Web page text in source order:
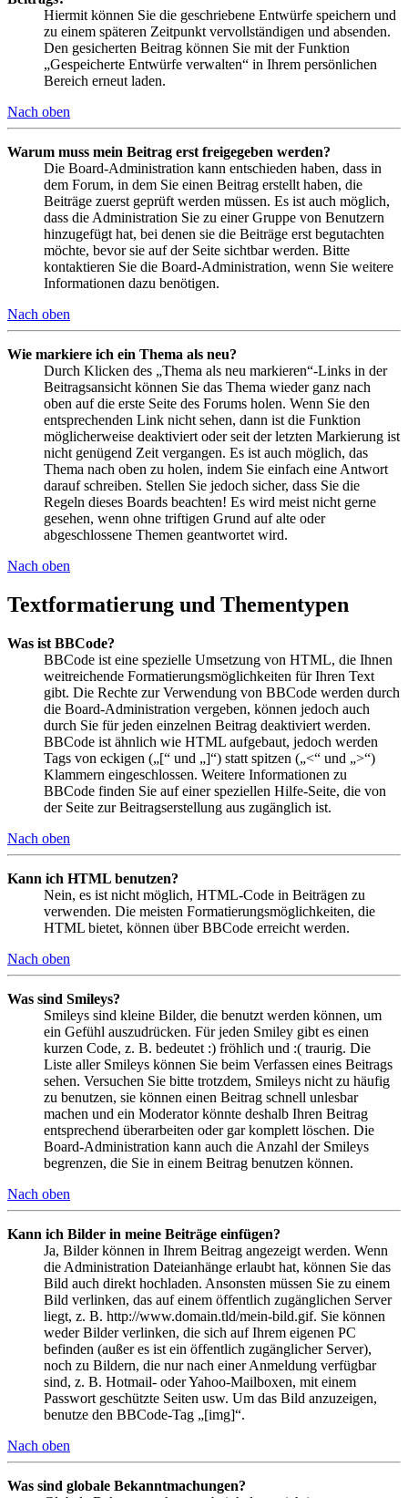
Hiermit können Sie die geschriebene Entwürfe speichern und
zu einem späteren Zeitpunkt vervollständigen und absenden.
Den gesicherten Beitrag können Sie mit der Funktion
„Gespeicherte Entwürfe verwalten“ in Ihrem persönlichen
Bereich erneut laden.
Nach oben
Warum muss mein Beitrag erst freigegeben werden?
Die Board-Administration kann entschieden haben, dass in
dem Forum, in dem Sie einen Beitrag erstellt haben, die
Beiträge zuerst geprüft werden müssen. Es ist auch möglich,
dass die Administration Sie zu einer Gruppe von Benutzern
hinzugefügt hat, bei denen sie die Beiträge erst begutachten
möchte, bevor sie auf der Seite sichtbar werden. Bitte
kontaktieren Sie die Board-Administration, wenn Sie weitere
Informationen dazu benötigen.
Nach oben
Wie markiere ich ein Thema als neu?
Durch Klicken des „Thema als neu markieren“-Links in der
Beitragsansicht können Sie das Thema wieder ganz nach
oben auf die erste Seite des Forums holen. Wenn Sie den
entsprechenden Link nicht sehen, dann ist die Funktion
möglicherweise deaktiviert oder seit der letzten Markierung ist
nicht genügend Zeit vergangen. Es ist auch möglich, das
Thema nach oben zu holen, indem Sie einfach eine Antwort
darauf schreiben. Stellen Sie jedoch sicher, dass Sie die
Regeln dieses Boards beachten! Es wird meist nicht gerne
gesehen, wenn ohne triftigen Grund auf alte oder
abgeschlossene Themen geantwortet wird.
Nach oben
Textformatierung und Thementypen
Was ist BBCode?
BBCode ist eine spezielle Umsetzung von HTML, die Ihnen
weitreichende Formatierungsmöglichkeiten für Ihren Text
gibt. Die Rechte zur Verwendung von BBCode werden durch
die Board-Administration vergeben, können jedoch auch
durch Sie für jeden einzelnen Beitrag deaktiviert werden.
BBCode ist ähnlich wie HTML aufgebaut, jedoch werden
Tags von eckigen („[“ und „]“) statt spitzen („<“ und „>“)
Klammern eingeschlossen. Weitere Informationen zu
BBCode finden Sie auf einer speziellen Hilfe-Seite, die von
der Seite zur Beitragserstellung aus zugänglich ist.
Nach oben
Kann ich HTML benutzen?
Nein, es ist nicht möglich, HTML-Code in Beiträgen zu
verwenden. Die meisten Formatierungsmöglichkeiten, die
HTML bietet, können über BBCode erreicht werden.
Nach oben
Was sind Smileys?
Smileys sind kleine Bilder, die benutzt werden können, um
ein Gefühl auszudrücken. Für jeden Smiley gibt es einen
kurzen Code, z. B. bedeutet :) fröhlich und :( traurig. Die
Liste aller Smileys können Sie beim Verfassen eines Beitrags
sehen. Versuchen Sie bitte trotzdem, Smileys nicht zu häufig
zu benutzen, sie können einen Beitrag schnell unlesbar
machen und ein Moderator könnte deshalb Ihren Beitrag
entsprechend überarbeiten oder gar komplett löschen. Die
Board-Administration kann auch die Anzahl der Smileys
begrenzen, die Sie in einem Beitrag benutzen können.
Nach oben
Kann ich Bilder in meine Beiträge einfügen?
Ja, Bilder können in Ihrem Beitrag angezeigt werden. Wenn
die Administration Dateianhänge erlaubt hat, können Sie das
Bild auch direkt hochladen. Ansonsten müssen Sie zu einem
Bild verlinken, das auf einem öffentlich zugänglichen Server
liegt, z. B. http://www.domain.tld/mein-bild.gif. Sie können
weder Bilder verlinken, die sich auf Ihrem eigenen PC
befinden (außer es ist ein öffentlich zugänglicher Server),
noch zu Bildern, die nur nach einer Anmeldung verfügbar
sind, z. B. Hotmail- oder Yahoo-Mailboxen, mit einem
Passwort geschützte Seiten usw. Um das Bild anzuzeigen,
benutze den BBCode-Tag „[img]“.
Nach oben
Was sind globale Bekanntmachungen?